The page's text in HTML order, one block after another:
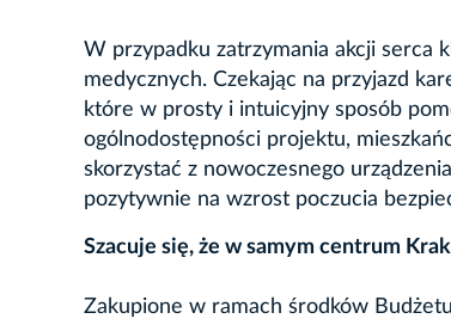
W przypadku zatrzymania akcji serca
medycznych. Czekając na przyjazd
które w prosty i intuicyjny sposób
ogólnodostępności projektu,
skorzystać z nowoczesnego
pozytywnie na wzrost poczucia
Szacuje się, że w samym centrum
Zakupione w ramach środków